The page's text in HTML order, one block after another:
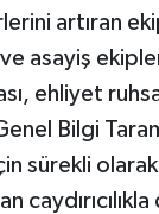
artıran
asayiş
ehliyet
Bilgi
sürekli